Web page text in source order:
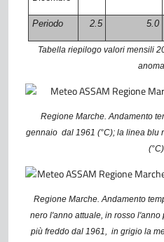
Periodo 2.5 5.0
Tabella riepilogo valori mensili
Regione Marche. Andamento
gennaio dal 1961 (°C); la linea blu
Regione Marche. Andamento
nero l'anno attuale, in rosso
più freddo dal 1961, in grigio la